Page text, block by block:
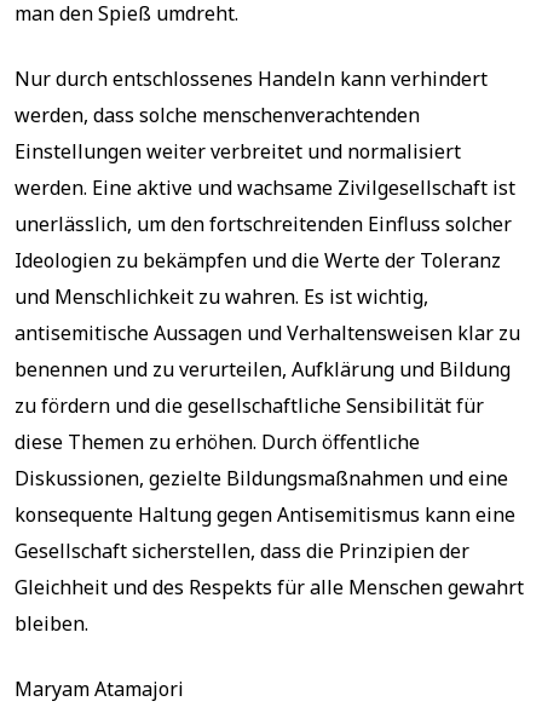
man den Spieß umdreht.
Nur durch entschlossenes Handeln kann verhindert
werden, dass solche menschenverachtenden
Einstellungen weiter verbreitet und normalisiert
werden. Eine aktive und wachsame Zivilgesellschaft ist
unerlässlich, um den fortschreitenden Einfluss solcher
Ideologien zu bekämpfen und die Werte der Toleranz
und Menschlichkeit zu wahren. Es ist wichtig,
antisemitische Aussagen und Verhaltensweisen klar zu
benennen und zu verurteilen, Aufklärung und Bildung
zu fördern und die gesellschaftliche Sensibilität für
diese Themen zu erhöhen. Durch öffentliche
Diskussionen, gezielte Bildungsmaßnahmen und eine
konsequente Haltung gegen Antisemitismus kann eine
Gesellschaft sicherstellen, dass die Prinzipien der
Gleichheit und des Respekts für alle Menschen gewahrt
bleiben.
Maryam Atamajori